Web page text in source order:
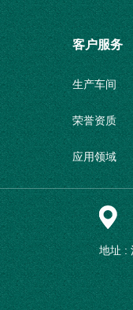
客户服务
生产车间
荣誉资质
应用领域
地址 :